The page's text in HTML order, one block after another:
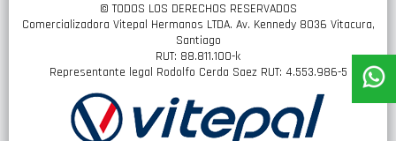
© TODOS LOS DERECHOS RESERVADOS
Comercializadora Vitepal Hermanos LTDA. Av. Kennedy 8036 Vitacura,
Santiago
RUT: 88.811.100-k
Representante legal Rodolfo Cerda Saez RUT: 4.553.986-5